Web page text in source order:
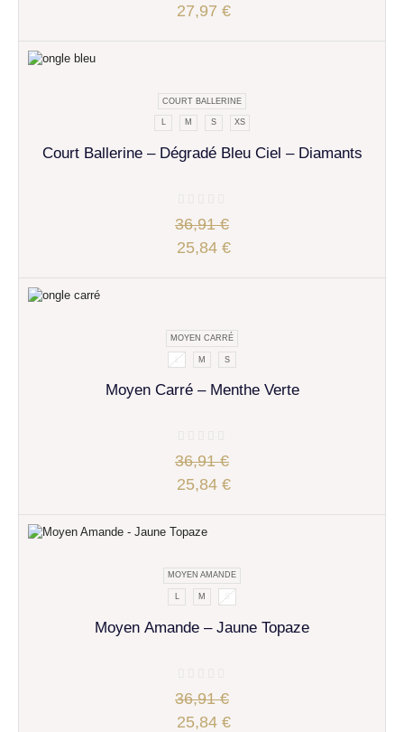
27,97 €
COURT BALLERINE
L M S XS
Court Ballerine – Dégradé Bleu Ciel – Diamants
36,91€
25,84 €
MOYEN CARRÉ
M S
Moyen Carré – Menthe Verte
36,91€
25,84 €
MOYEN AMANDE
L M
Moyen Amande – Jaune Topaze
36,91€
25,84 €